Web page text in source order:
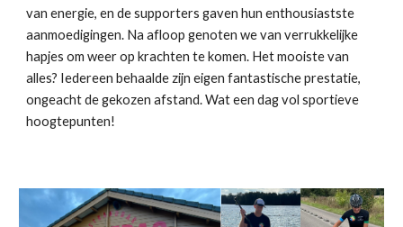
van energie, en de supporters gaven hun enthousiastste
aanmoedigingen. Na afloop genoten we van verrukkelijke
hapjes om weer op krachten te komen. Het mooiste van
alles? Iedereen behaalde zijn eigen fantastische prestatie,
ongeacht de gekozen afstand. Wat een dag vol sportieve
hoogtepunten!